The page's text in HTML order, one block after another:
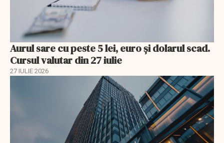
Aurul sare cu peste 5 lei, euro și dolarul scad.
Cursul valutar din 27 iulie
27 IULIE 2026